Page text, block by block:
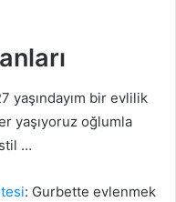
yaşındayım bir evlilik
yaşıyoruz oğlumla
…
: Gurbette evlenmek